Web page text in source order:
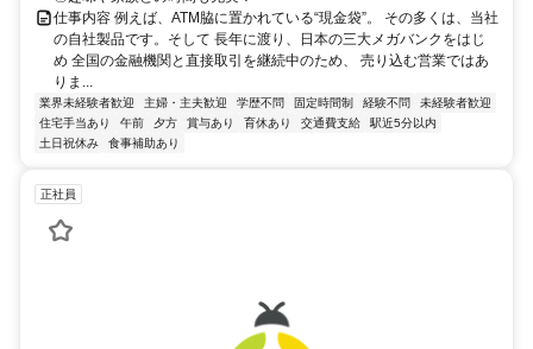
仕事内容 例えば、ATM脇に置かれている“現金袋”。 その多くは、当社
の自社製品です。そして 長年に渡り、日本の三大メガバンクをはじ
め 全国の金融機関と直接取引を継続中のため、 売り込む営業ではあ
りま...
業界未経験者歓迎 主婦・主夫歓迎 学歴不問 固定時間制 経験不問
未経験者歓迎
住宅手当あり
午前 夕方 賞与あり 育休あり 交通費支給
駅近5分以内
土日祝休み
食事補助あり
正社員